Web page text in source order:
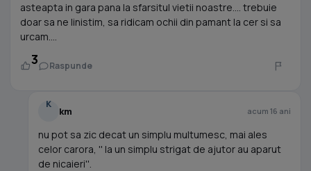
asteapta in gara pana la sfarsitul vietii noastre.... trebuie
doar sa ne linistim, sa ridicam ochii din pamant la cer si sa
urcam....
3 Raspunde
K
km acum 16 ani
nu pot sa zic decat un simplu multumesc, mai ales
celor carora, '' la un simplu strigat de ajutor au aparut
de nicaieri''.